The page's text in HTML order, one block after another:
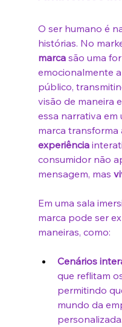
O ser humano é
histórias. No
marca são uma
emocionalmente
público,
visão de maneira
essa narrativa em
marca transforma
experiência
consumidor não
mensagem, mas
Em uma sala
marca pode ser
maneiras, como:
Cenários
que reflitam
permitindo
mundo da
personalizada.